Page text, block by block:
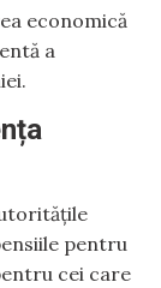
economică
a
pentru
cei care